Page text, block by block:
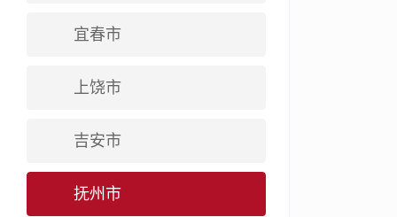
宜春市
上饶市
吉安市
抚州市